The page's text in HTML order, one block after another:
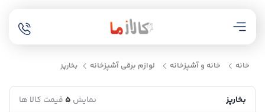
خانه خانه و آشپزخانه لوازم برقی آشپزخانه بخارپز
بخارپز نمایش 5قیمت کالا ها